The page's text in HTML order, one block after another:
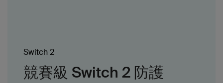
Switch 2
競賽級 Switch 2 防護